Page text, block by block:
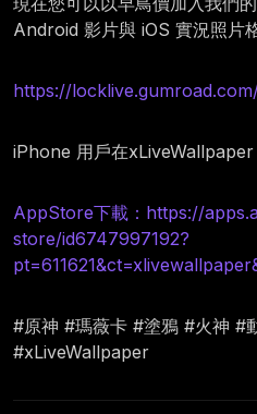
Android 影片與 iOS 實況照片格
https://
iPhone 用戶在
AppStore下載：https://
store/id6747997192?
#原神 #瑪薇卡 #塗鴉 #火神 #
#xLiveWallpaper